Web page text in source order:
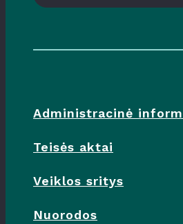
Administracinė
Teisės aktai
Veiklos sritys
Nuorodos